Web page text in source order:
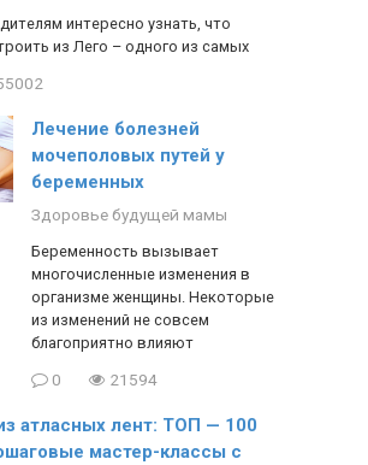
интересно узнать, что
из Лего – одного из самых
Лечение болезней
мочеполовых путей у
беременных
Здоровье будущей мамы
Беременность вызывает
многочисленные изменения в
организме женщины. Некоторые
из изменений не совсем
благоприятно влияют
0 21594
атласных лент: ТОП — 100
мастер-классы с